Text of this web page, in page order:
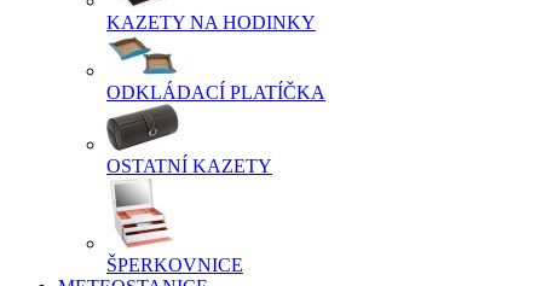
KAZETY NA HODINKY
ODKLÁDACÍ PLATÍČKA
OSTATNÍ KAZETY
ŠPERKOVNICE